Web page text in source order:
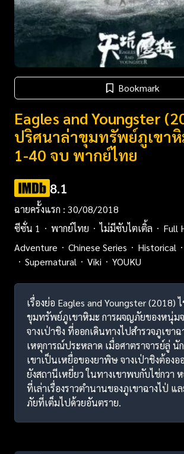
Bookmark
Eagles and Youngster
ปริศนาล่าขุมทรัพย์ภูเขา
1-40 จบ พากย์ไทย
8.1
ฉายครั้งแรก : 30/08/2018
ซีซั่น 1
พากย์ไทย ไม่มีซับไตเติ้ล
Full
Adventure
Chinese Series Historical
Supernatural
Viki YOUKU
เรื่องย่อ Eagles and Youngster (2018)
ขุมทรัพย์ภูเขาหิมะ การผจญภัยของหนุ่ม
จางเป่าชิง ที่ออกเดินทางไปสำรวจภูเขา
เหตุการณ์ประหลาด เมื่อศาตราจารย์ลู่ นั
เขาเป็นเหยื่อของยาพิษ จางเป่าชิงต้องอ
ยังสถานีเหยี่ยว ในทางเขาพบกับไช่กวา
ที่เล่าเรื่องราวตำนานของภูเขาฉางไป่ แ
ภัยที่เต็มไปด้วยอันตราย.